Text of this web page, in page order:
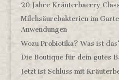
20 Jahre Kräuterbaerry
Milchsäurebakterien im
Anwendungen
Wozu Probiotika? Was ist
Die Boutique für dein gutes
Jetzt ist Schluss mit